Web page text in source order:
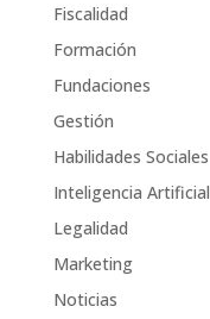
Fiscalidad
Formación
Fundaciones
Gestión
Habilidades Sociales
Inteligencia Artificial
Legalidad
Marketing
Noticias